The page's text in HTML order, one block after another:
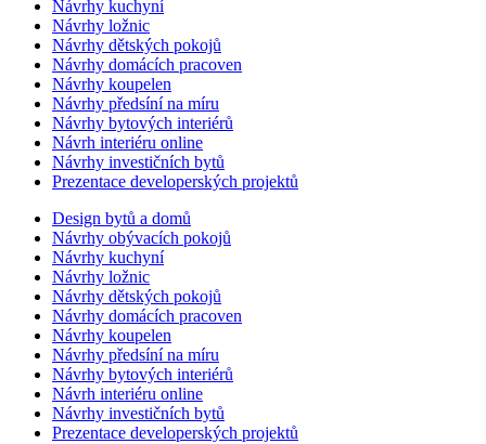
Návrhy kuchyní
Návrhy ložnic
Návrhy dětských pokojů
Návrhy domácích pracoven
Návrhy koupelen
Návrhy předsíní na míru
Návrhy bytových interiérů
Návrh interiéru online
Návrhy investičních bytů
Prezentace developerských projektů
Design bytů a domů
Návrhy obývacích pokojů
Návrhy kuchyní
Návrhy ložnic
Návrhy dětských pokojů
Návrhy domácích pracoven
Návrhy koupelen
Návrhy předsíní na míru
Návrhy bytových interiérů
Návrh interiéru online
Návrhy investičních bytů
Prezentace developerských projektů